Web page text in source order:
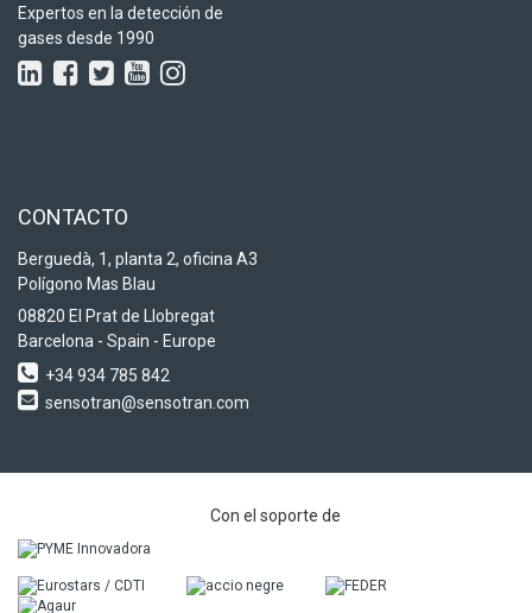
Expertos en la detección de
gases desde 1990
CONTACTO
Berguedà, 1, planta 2, oficina A3
Polígono Mas Blau
08820 El Prat de Llobregat
Barcelona - Spain - Europe
+34 934 785 842
sensotran@sensotran.com
Con el soporte de